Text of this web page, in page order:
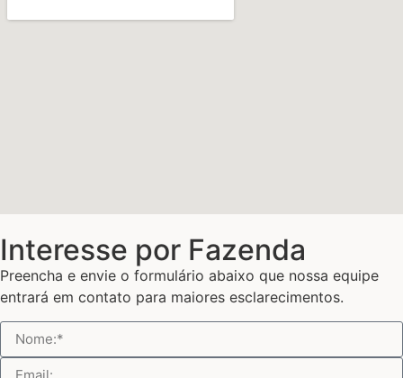
Interesse por Fazenda
Preencha e envie o formulário abaixo que nossa equipe
entrará em contato para maiores esclarecimentos.